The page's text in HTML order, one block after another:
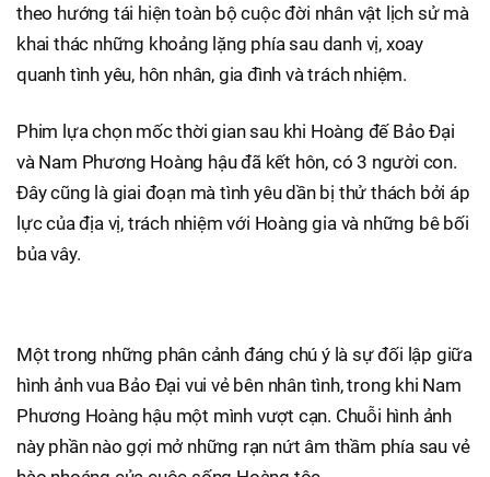
theo hướng tái hiện toàn bộ cuộc đời nhân vật lịch sử mà
khai thác những khoảng lặng phía sau danh vị, xoay
quanh tình yêu, hôn nhân, gia đình và trách nhiệm.
Phim lựa chọn mốc thời gian sau khi Hoàng đế Bảo Đại
và Nam Phương Hoàng hậu đã kết hôn, có 3 người con.
Đây cũng là giai đoạn mà tình yêu dần bị thử thách bởi áp
lực của địa vị, trách nhiệm với Hoàng gia và những bê bối
bủa vây.
Một trong những phân cảnh đáng chú ý là sự đối lập giữa
hình ảnh vua Bảo Đại vui vẻ bên nhân tình, trong khi Nam
Phương Hoàng hậu một mình vượt cạn. Chuỗi hình ảnh
này phần nào gợi mở những rạn nứt âm thầm phía sau vẻ